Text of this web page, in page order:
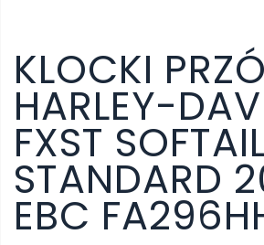
KLOCKI
HARLEY-
FXST
STANDARD
EBC